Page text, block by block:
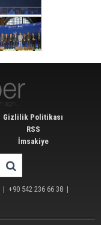
Gizlilik Politikası
RSS
İmsakiye
| +90 542 236 66 38 |